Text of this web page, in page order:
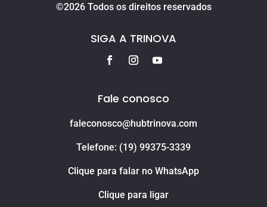
©2026 Todos os direitos reservados
SIGA A TRINOVA
Fale conosco
faleconosco@hubtrinova.com
Telefone: (19) 99375-3339
Clique para falar no WhatsApp
Clique para ligar